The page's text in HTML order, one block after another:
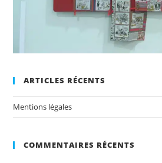
ARTICLES RÉCENTS
Mentions légales
COMMENTAIRES RÉCENTS